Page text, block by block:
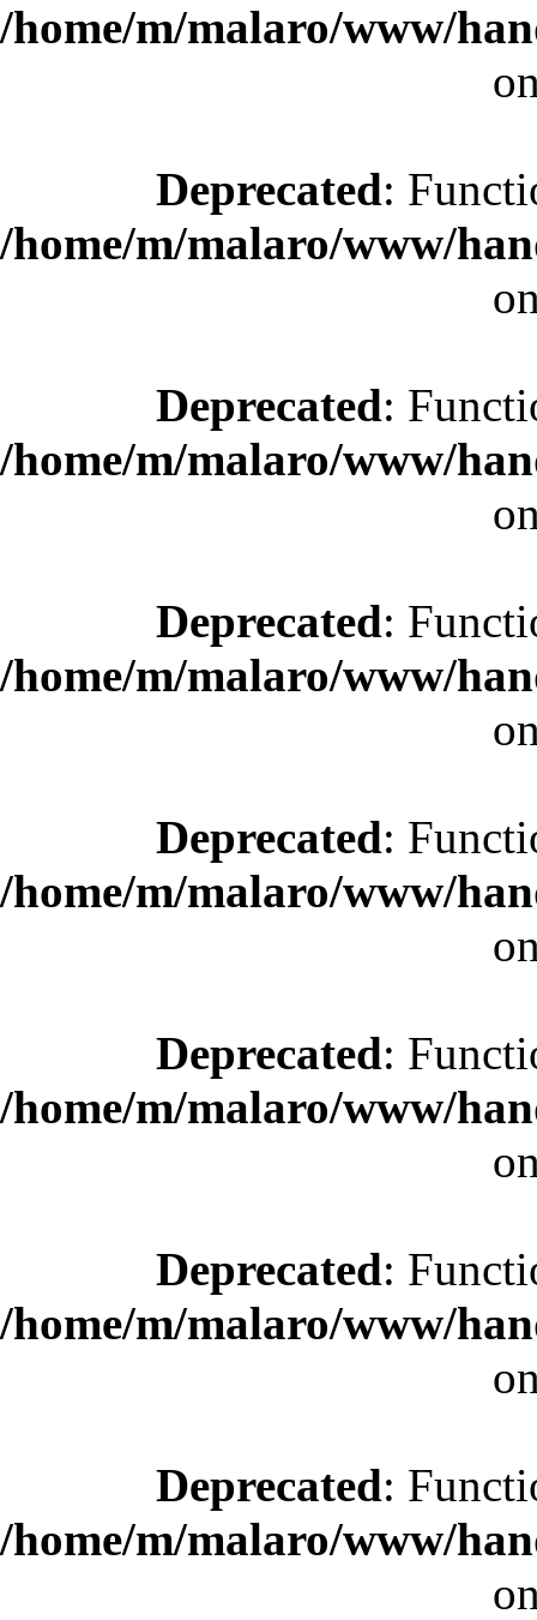
/home/m/malaro/www/
Deprecated:
/home/m/malaro/www/
Deprecated:
/home/m/malaro/www/
Deprecated:
/home/m/malaro/www/
Deprecated:
/home/m/malaro/www/
Deprecated:
/home/m/malaro/www/
Deprecated:
/home/m/malaro/www/
Deprecated:
/home/m/malaro/www/